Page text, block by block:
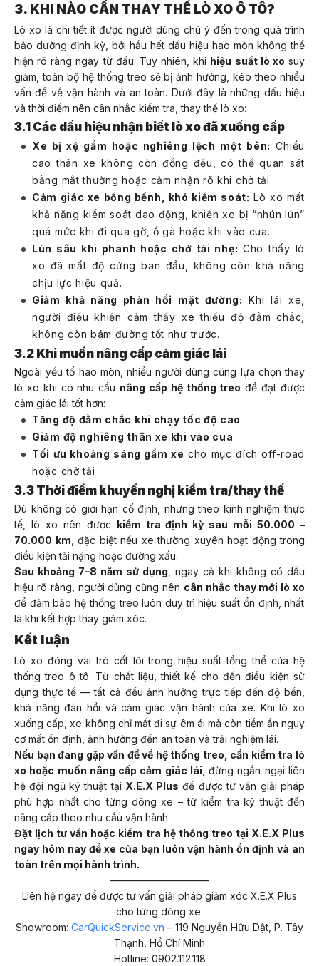
3. KHI NÀO CẦN THAY THẾ LÒ XO Ô TÔ?
Lò xo là chi tiết ít được người dùng chú ý đến trong quá trình
bảo dưỡng định kỳ, bởi hầu hết dấu hiệu hao mòn không thể
hiện rõ ràng ngay từ đầu. Tuy nhiên, khi hiệu suất lò xo suy
giảm, toàn bộ hệ thống treo sẽ bị ảnh hưởng, kéo theo nhiều
vấn đề về vận hành và an toàn. Dưới đây là những dấu hiệu
và thời điểm nên cân nhắc kiểm tra, thay thế lò xo:
3.1 Các dấu hiệu nhận biết lò xo đã xuống cấp
Xe bị xệ gầm hoặc nghiêng lệch một bên: Chiều
cao thân xe không còn đồng đều, có thể quan sát
bằng mắt thường hoặc cảm nhận rõ khi chở tải.
Cảm giác xe bồng bềnh, khó kiểm soát: Lò xo mất
khả năng kiểm soát dao động, khiến xe bị “nhún lún”
quá mức khi đi qua gờ, ổ gà hoặc khi vào cua.
Lún sâu khi phanh hoặc chở tải nhẹ: Cho thấy lò
xo đã mất độ cứng ban đầu, không còn khả năng
chịu lực hiệu quả.
Giảm khả năng phản hồi mặt đường:
Khi lái xe,
người điều khiển cảm thấy xe thiếu độ đằm chắc,
không còn bám đường tốt như trước.
3.2 Khi muốn nâng cấp cảm giác lái
Ngoài yếu tố hao mòn, nhiều người dùng cũng lựa chọn thay
lò xo khi có nhu cầu nâng cấp hệ thống treo để đạt được
cảm giác lái tốt hơn:
Tăng độ đằm chắc khi chạy tốc độ cao
Giảm độ nghiêng thân xe khi vào cua
Tối ưu khoảng sáng gầm xe cho mục đích off-road
hoặc chở tải
3.3 Thời điểm khuyến nghị kiểm tra/thay thế
Dù không có giới hạn cố định, nhưng theo kinh nghiệm thực
tế, lò xo nên được
kiểm tra định kỳ sau mỗi 50.000 –
70.000 km, đặc biệt nếu xe thường xuyên hoạt động trong
điều kiện tải nặng hoặc đường xấu.
Sau khoảng 7–8 năm sử dụng, ngay cả khi không có dấu
hiệu rõ ràng, người dùng cũng nên cân nhắc thay mới lò xo
để đảm bảo hệ thống treo luôn duy trì hiệu suất ổn định, nhất
là khi kết hợp thay giảm xóc.
Kết luận
Lò xo đóng vai trò cốt lõi trong hiệu suất tổng thể của hệ
thống treo ô tô. Từ chất liệu, thiết kế cho đến điều kiện sử
dụng thực tế — tất cả đều ảnh hưởng trực tiếp đến độ bền,
khả năng đàn hồi và cảm giác vận hành của xe. Khi lò xo
xuống cấp, xe không chỉ mất đi sự êm ái mà còn tiềm ẩn nguy
cơ mất ổn định, ảnh hưởng đến an toàn và trải nghiệm lái.
Nếu bạn đang gặp vấn đề về hệ thống treo, cần kiểm tra lò
xo hoặc muốn nâng cấp cảm giác lái, đừng ngần ngại liên
hệ đội ngũ kỹ thuật tại X.E.X Plus để được tư vấn giải pháp
phù hợp nhất cho từng dòng xe – từ kiểm tra kỹ thuật đến
nâng cấp theo nhu cầu vận hành.
Đặt lịch tư vấn hoặc kiểm tra hệ thống treo tại X.E.X Plus
ngay hôm nay để xe của bạn luôn vận hành ổn định và an
toàn trên mọi hành trình.
——————————
Liên hệ ngay để được tư vấn giải pháp giảm xóc X.E.X Plus
cho từng dòng xe.
Showroom: CarQuickService.vn – 119 Nguyễn Hữu Dật, P. Tây
Thạnh, Hồ Chí Minh
Hotline: 0902.112.118